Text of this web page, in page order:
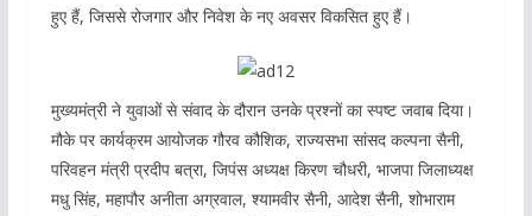
हुए हैं, जिससे रोजगार और निवेश के नए अवसर विकसित हुए हैं।
मुख्यमंत्री ने युवाओं से संवाद के दौरान उनके प्रश्नों का स्पष्ट जवाब दिया।
मौके पर कार्यक्रम आयोजक गौरव कौशिक, राज्यसभा सांसद कल्पना सैनी,
परिवहन मंत्री प्रदीप बत्रा, जिपंस अध्यक्ष किरण चौधरी, भाजपा जिलाध्यक्ष
मधु सिंह, महापौर अनीता अग्रवाल, श्यामवीर सैनी, आदेश सैनी, शोभाराम